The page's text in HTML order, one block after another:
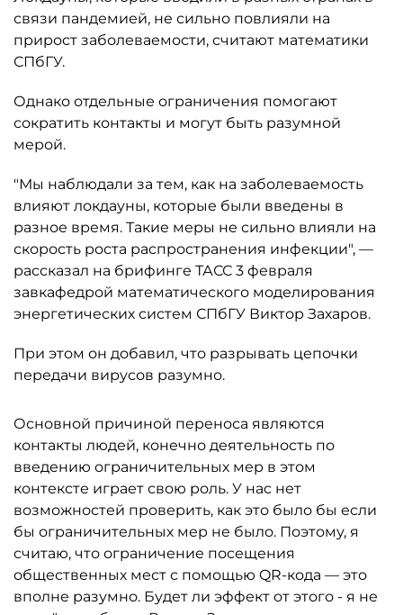
связи пандемией, не сильно повлияли на
прирост заболеваемости, считают математики
СПбГУ.
Однако отдельные ограничения помогают
сократить контакты и могут быть разумной
мерой.
"Мы наблюдали за тем, как на заболеваемость
влияют локдауны, которые были введены в
разное время. Такие меры не сильно влияли на
скорость роста распространения инфекции", —
рассказал на брифинге ТАСС 3 февраля
завкафедрой математического моделирования
энергетических систем СПбГУ Виктор Захаров.
При этом он добавил, что разрывать цепочки
передачи вирусов разумно.
Основной причиной переноса являются
контакты людей, конечно деятельность по
введению ограничительных мер в этом
контексте играет свою роль. У нас нет
возможностей проверить, как это было бы если
бы ограничительных мер не было. Поэтому, я
считаю, что ограничение посещения
общественных мест с помощью QR-кода — это
вполне разумно. Будет ли эффект от этого - я не